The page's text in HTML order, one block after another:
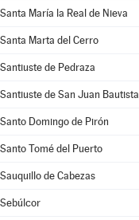
Santa María la Real de Nieva
Santa Marta del Cerro
Santiuste de Pedraza
Santiuste de San Juan Bautista
Santo Domingo de Pirón
Santo Tomé del Puerto
Sauquillo de Cabezas
Sebúlcor